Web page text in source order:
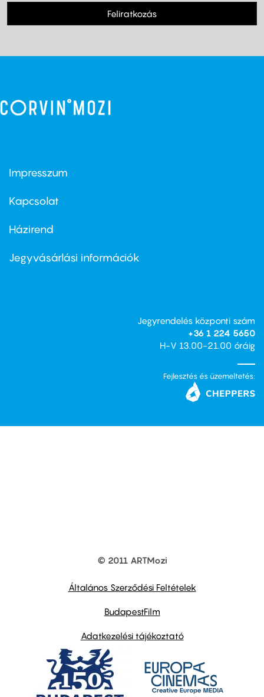
Feliratkozás
Footer
first
Impresszum
Kapcsolat
Footer
second
Házirend
Jegyvásárlási információk
Jegyrendelés központi szám
+36 1 224 5650
H-V 13.00-21.00 óráig
Fejlesztés és üzemeltetés:
© 2011 ARTMozi
Általános Szerződési Feltételek
BudapestFilm
Adatkezelési tájékoztató